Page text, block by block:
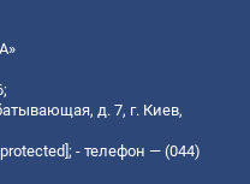
д. 7, г. Киев,
; - телефон — (044)